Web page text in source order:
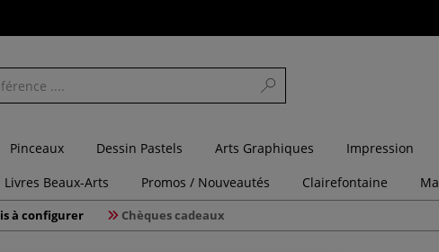
Pinceaux Dessin Pastels Arts Graphiques Impression
Livres Beaux-Arts Promos / Nouveautés Clairefontaine
à configurer Chèques cadeaux